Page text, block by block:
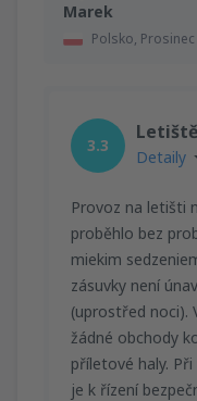
Marek
Polsko,
3.3
Detaily
Provoz na letišti
proběhlo bez
miekim
zásuvky není
(uprostřed noci).
žádné obchody
příletové haly.
je k řízení